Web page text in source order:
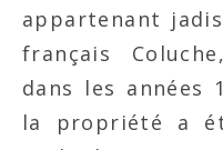
appartenant
français
dans les années
la propriété a